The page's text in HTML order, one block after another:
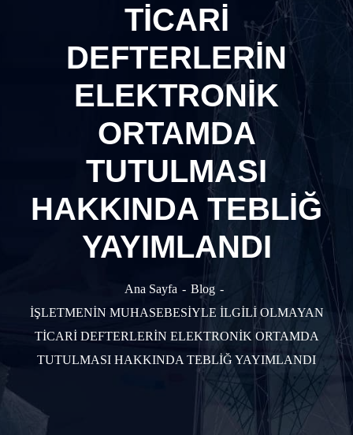
TİCARİ
DEFTERLERİN
ELEKTRONİK
ORTAMDA
TUTULMASI
HAKKINDA TEBLİĞ
YAYIMLANDI
Ana Sayfa
Blog
İŞLETMENİN MUHASEBESİYLE İLGİLİ OLMAYAN
TİCARİ DEFTERLERİN ELEKTRONİK ORTAMDA
TUTULMASI HAKKINDA TEBLİĞ YAYIMLANDI